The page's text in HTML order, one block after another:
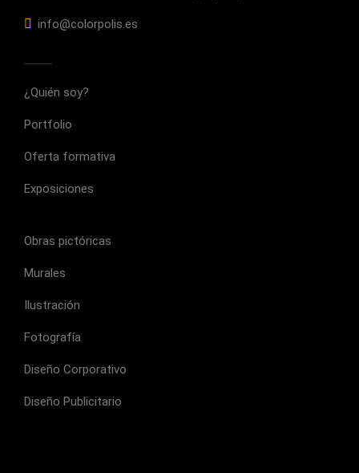
info@colorpolis.es
¿Quién soy?
Portfolio
Oferta formativa
Exposiciones
Obras pictóricas
Murales
Ilustración
Fotografía
Diseño Corporativo
Diseño Publicitario